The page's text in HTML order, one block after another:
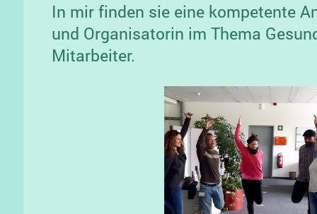
In mir finden sie eine kompetente
und Organisatorin im Thema
Mitarbeiter.